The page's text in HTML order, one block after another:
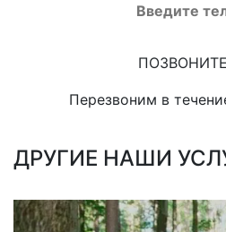
Перезвоним в
ДРУГИЕ НАШИ